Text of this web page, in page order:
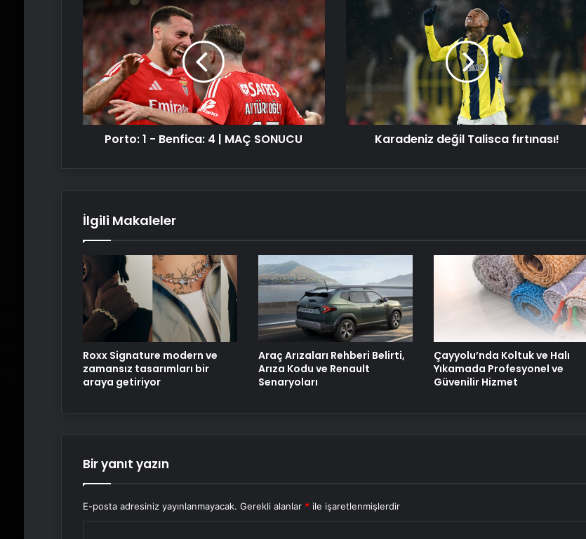
Gerekenler
Nişantaşı Üniversitesi’nden 2026 YKS
Adaylarına Çifte Güvence: Sabit
Ücret ve Kesintisiz Burs
Petmona : Kedi Maması ve Köpek
Maması İle Tüm Evcil Hayvan
Temmuz Ayındaki Karar
Duruşmasına Çevrildi
Ortopodoloji İle Diyabetik Ayak
Yarası Tedavisi
1
Benfica:
4
|
MAÇ
SONUCU
Porto: 1 - Benfica: 4 | MAÇ SONUCU
Karadeniz
değil
Talisca
fırtınası!
Karadeniz değil Talisca fırtınası!
İlgili Makaleler
Roxx Signature modern ve
zamansız tasarımları bir
araya getiriyor
Araç Arızaları Rehberi Belirti,
Arıza Kodu ve Renault
Senaryoları
Çayyolu’nda Koltuk ve Halı
Yıkamada Profesyonel ve
Güvenilir Hizmet
Bir yanıt yazın
E-posta adresiniz yayınlanmayacak. Gerekli alanlar * ile işaretlenmişlerdir